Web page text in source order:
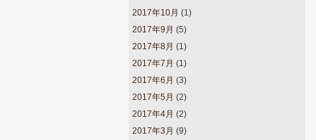
2017年10月 (1)
2017年9月 (5)
2017年8月 (1)
2017年7月 (1)
2017年6月 (3)
2017年5月 (2)
2017年4月 (2)
2017年3月 (9)